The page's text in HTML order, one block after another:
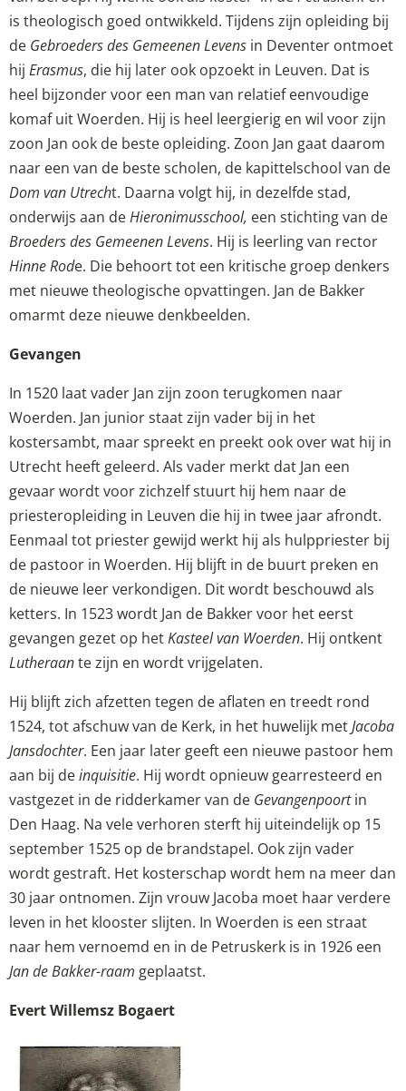
is theologisch goed ontwikkeld. Tijdens zijn opleiding bij
de Gebroeders des Gemeenen Levens in Deventer ontmoet
hij Erasmus, die hij later ook opzoekt in Leuven. Dat is
heel bijzonder voor een man van relatief eenvoudige
komaf uit Woerden. Hij is heel leergierig en wil voor zijn
zoon Jan ook de beste opleiding. Zoon Jan gaat daarom
naar een van de beste scholen, de kapittelschool van de
Dom van Utrecht. Daarna volgt hij, in dezelfde stad,
onderwijs aan deHieronimusschool, een stichting van de
Broeders des Gemeenen Levens. Hij is leerling van rector
Hinne Rode. Die behoort tot een kritische groep denkers
met nieuwe theologische opvattingen. Jan de Bakker
omarmt deze nieuwe denkbeelden.
Gevangen
In 1520 laat vader Jan zijn zoon terugkomen naar
Woerden. Jan junior staat zijn vader bij in het
kostersambt, maar spreekt en preekt ook over wat hij in
Utrecht heeft geleerd. Als vader merkt dat Jan een
gevaar wordt voor zichzelf stuurt hij hem naar de
priesteropleiding in Leuven die hij in twee jaar afrondt.
Eenmaal tot priester gewijd werkt hij als hulppriester bij
de pastoor in Woerden. Hij blijft in de buurt preken en
de nieuwe leer verkondigen. Dit wordt beschouwd als
ketters. In 1523 wordt Jan de Bakker voor het eerst
gevangen gezet op hetKasteel van Woerden. Hij ontkent
Lutheraante zijn en wordt vrijgelaten.
Hij blijft zich afzetten tegen de aflaten en treedt rond
1524, tot afschuw van de Kerk, in het huwelijk metJacoba
Jansdochter. Een jaar later geeft een nieuwe pastoor hem
aan bij deinquisitie. Hij wordt opnieuw gearresteerd en
vastgezet in de ridderkamer van de Gevangenpoortin
Den Haag. Na vele verhoren sterft hij uiteindelijk op 15
september 1525 op de brandstapel. Ook zijn vader
wordt gestraft. Het kosterschap wordt hem na meer dan
30 jaar ontnomen. Zijn vrouw Jacoba moet haar verdere
leven in het klooster slijten. In Woerden is een straat
naar hem vernoemd en in de Petruskerk is in 1926 een
Jan de Bakker-raam geplaatst.
Evert Willemsz Bogaert